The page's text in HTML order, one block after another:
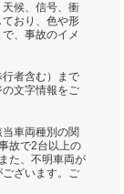
天候、信号、衝
おり、色や形
、事故のイメ
行者含む）まで
文字情報をご
車両種別の関
故で2台以上の
た、不明車両が
ざいます。ご